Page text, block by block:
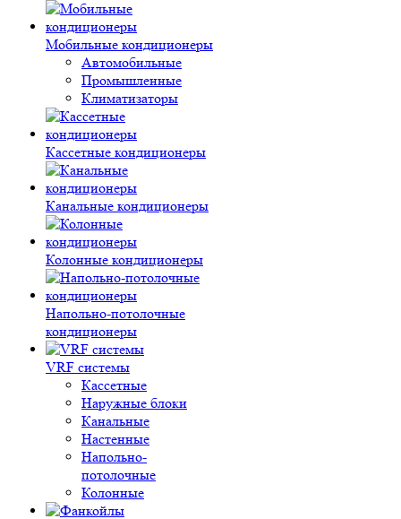
Мобильные кондиционеры
Автомобильные
Промышленные
Климатизаторы
Кассетные кондиционеры
Канальные кондиционеры
Колонные кондиционеры
Напольно-потолочные
кондиционеры
VRF системы
Кассетные
Наружные блоки
Канальные
Настенные
Напольно-
потолочные
Колонные